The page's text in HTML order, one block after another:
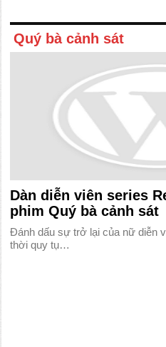
Quý bà cảnh sát
Dàn diễn viên series
phim Quý bà cảnh sát
Đánh dấu sự trở lại của nữ diễn
thời quy tụ…